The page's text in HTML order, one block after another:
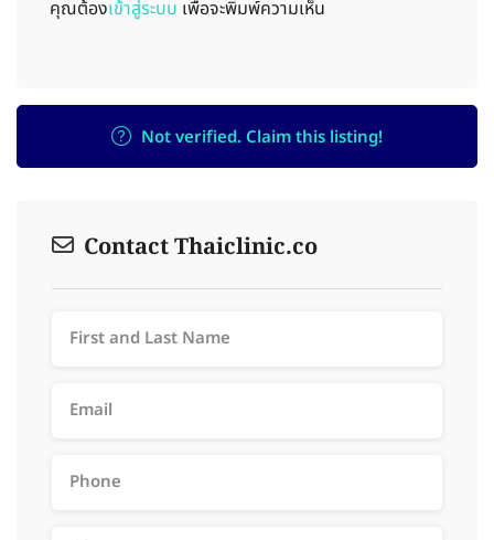
คุณต้องเข้าสู่ระบบ เพื่อจะพิมพ์ความเห็น
Not verified. Claim this listing!
Contact Thaiclinic.co